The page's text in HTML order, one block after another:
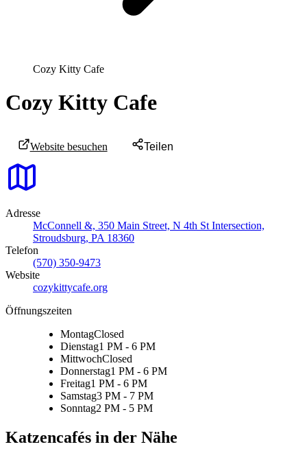
Cozy Kitty Cafe
Cozy Kitty Cafe
Website besuchen Teilen
Adresse
McConnell &, 350 Main Street, N 4th St Intersection,
Stroudsburg, PA 18360
Telefon
(570) 350-9473
Website
cozykittycafe.org
Öffnungszeiten
MontagClosed
Dienstag1 PM - 6 PM
MittwochClosed
Donnerstag1 PM - 6 PM
Freitag1 PM - 6 PM
Samstag3 PM - 7 PM
Sonntag2 PM - 5 PM
Katzencafés in der Nähe